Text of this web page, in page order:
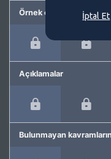
Örnek cümleler
Açıklamalar
Bulunmayan
İptal Et